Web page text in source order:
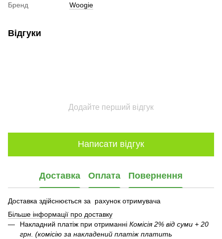
Бренд Woogie
Відгуки
Додайте перший відгук
Написати відгук
Доставка Оплата Повернення
Доставка здійснюється за рахунок отримувача
Більше інформації про доставку
Накладний платіж при отриманні Комісія 2% від суми + 20
грн. (комісію за накладений платіж платить